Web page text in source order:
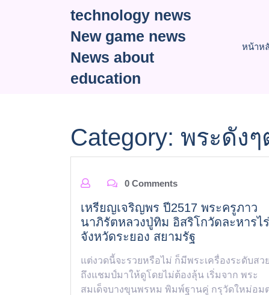
technology news
New game news
News about
education
หน้าห
Category: พระดัง
0 Comments
เหรียญเจริญพร ปี2517 พระครูภาว
นาภิรัตหลวงปู่ทิม อิสริโกวัดละหารไร่
จังหวัดระยอง สยามรัฐ
แต่งวดนี้จะรวยหรือไม่ ก็มีพระเครื่องระดับสวย
ถึงแชมป์มาให้ดูโดยไม่ต้องลุ้น เริ่มจาก พระ
สมเด็จบางขุนพรหม พิมพ์ฐานคู่ กรุวัดใหม่อม